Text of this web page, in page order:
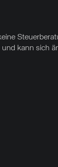
kann sich